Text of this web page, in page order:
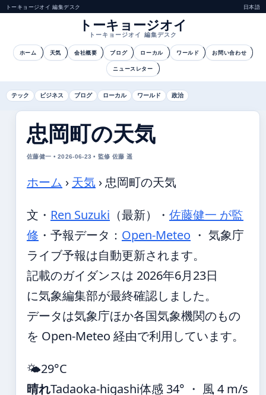
トーキョージオイ 編集デスク 日本語
トーキョージオイ
トーキョージオイ 編集デスク
ホーム 天気 会社概要 ブログ ローカル ワールド お問い合わせ
ニュースレター
テック ビジネス ブログ ローカル ワールド 政治
忠岡町の天気
佐藤健一 • 2026-06-23 • 監修 佐藤 遥
ホーム › 天気 ›忠岡町の天気
文・ Ren Suzuki （最新） ・ 佐藤健一 が監
修 ・ 予報データ： Open-Meteo ・ 気象庁
ライブ予報は自動更新されます。
記載のガイダンスは 2026年6月23日
に気象編集部が最終確認しました。
データは気象庁ほか各国気象機関のもの
を Open-Meteo 経由で利用しています。
🌤️29°C
晴れTadaoka-higashi体感 34° ・ 風 4 m/s